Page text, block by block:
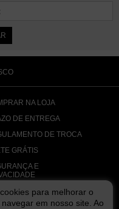
para melhorar o
em nosso site. Ao
NA LOJA
DE ENTREGA
DE TROCA
GRÁTIS
E
Política de Privacidadee